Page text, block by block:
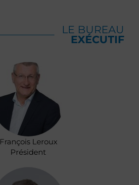
LE BUREAU
EXÉCUTIF
François Leroux
Président